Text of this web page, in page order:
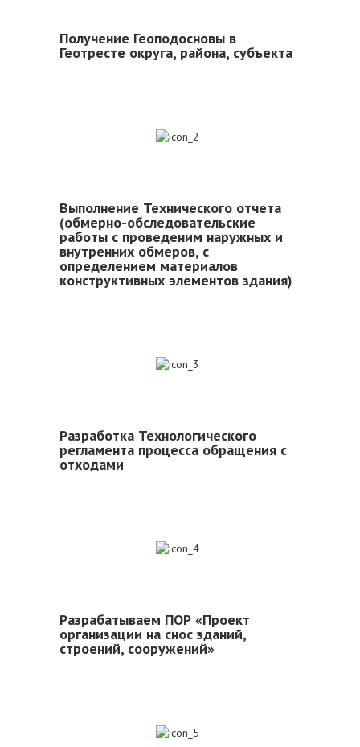
Получение Геоподосновы в
Геотресте округа, района, субъекта
Выполнение Технического отчета
(обмерно-обследовательские
работы с проведеним наружных и
внутренних обмеров, с
определением материалов
конструктивных элементов здания)
Разработка Технологического
регламента процесса обращения с
отходами
Разрабатываем ПОР «Проект
организации на снос зданий,
строений, сооружений»